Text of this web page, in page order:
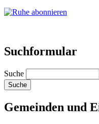
Suchformular
Suche
Gemeinden und